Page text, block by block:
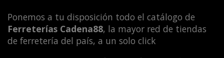
Ponemos a tu disposición todo el catálogo de
Ferreterías Cadena88, la mayor red de tiendas
de ferretería del país, a un solo click